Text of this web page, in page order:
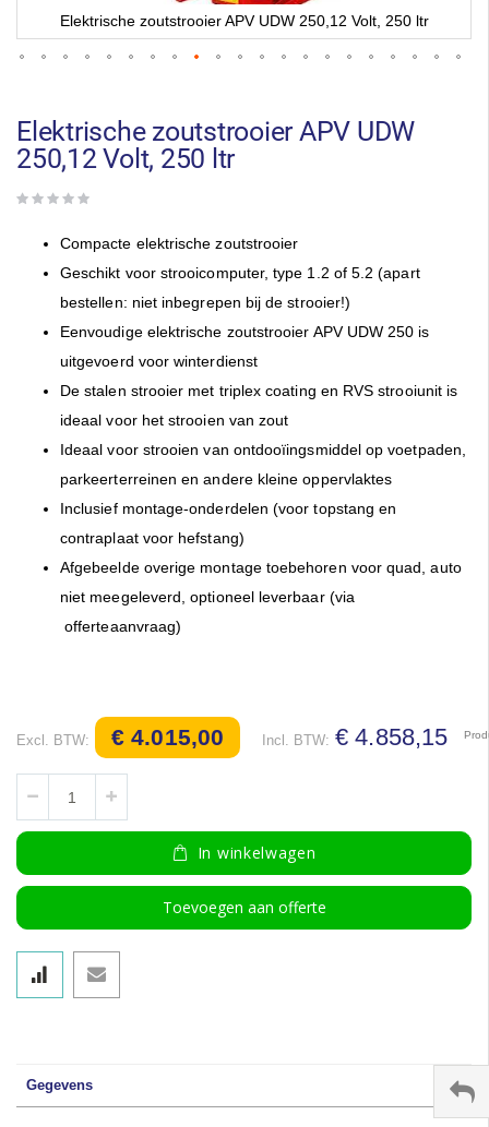
Elektrische zoutstrooier APV UDW 250,12 Volt, 250 ltr
het
begin
van
afbeeldingen-
Elektrische zoutstrooier APV UDW
250,12 Volt, 250 ltr
Compacte elektrische zoutstrooier
Geschikt voor strooicomputer, type 1.2 of 5.2 (apart
bestellen: niet inbegrepen bij de strooier!)
Eenvoudige elektrische zoutstrooier APV UDW 250 is
uitgevoerd voorwinterdienst
De stalen strooier met triplex coating en RVSstrooiunit is
ideaal voor het strooien van zout
Ideaal voorstrooien van ontdooïingsmiddel op voetpaden,
parkeerterreinen en andere kleine oppervlaktes
Inclusief montage-onderdelen (voor topstang en
contraplaat voor hefstang)
Afgebeelde overige montage toebehoren voor quad, auto
niet meegeleverd, optioneel leverbaar (via
offerteaanvraag)
€ 4.015,00 € 4.858,15
In winkelwagen
Toevoegen aan offerte
Gegevens